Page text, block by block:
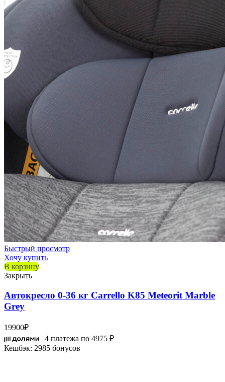
Быстрый просмотр
Хочу купить
В корзину
Закрыть
Автокресло 0-36 кг Carrello K85 Meteorit Marble
Grey
19900₽
4 платежа по 4975 ₽
Кешбэк: 2985 бонусов